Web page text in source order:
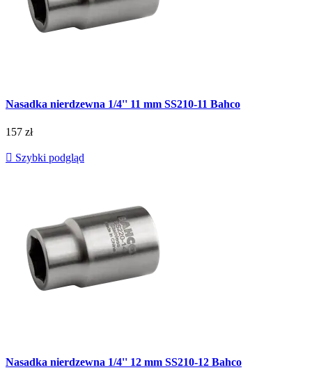
Nasadka nierdzewna 1/4'' 11 mm SS210-11 Bahco
157 zł
 Szybki podgląd
Nasadka nierdzewna 1/4'' 12 mm SS210-12 Bahco